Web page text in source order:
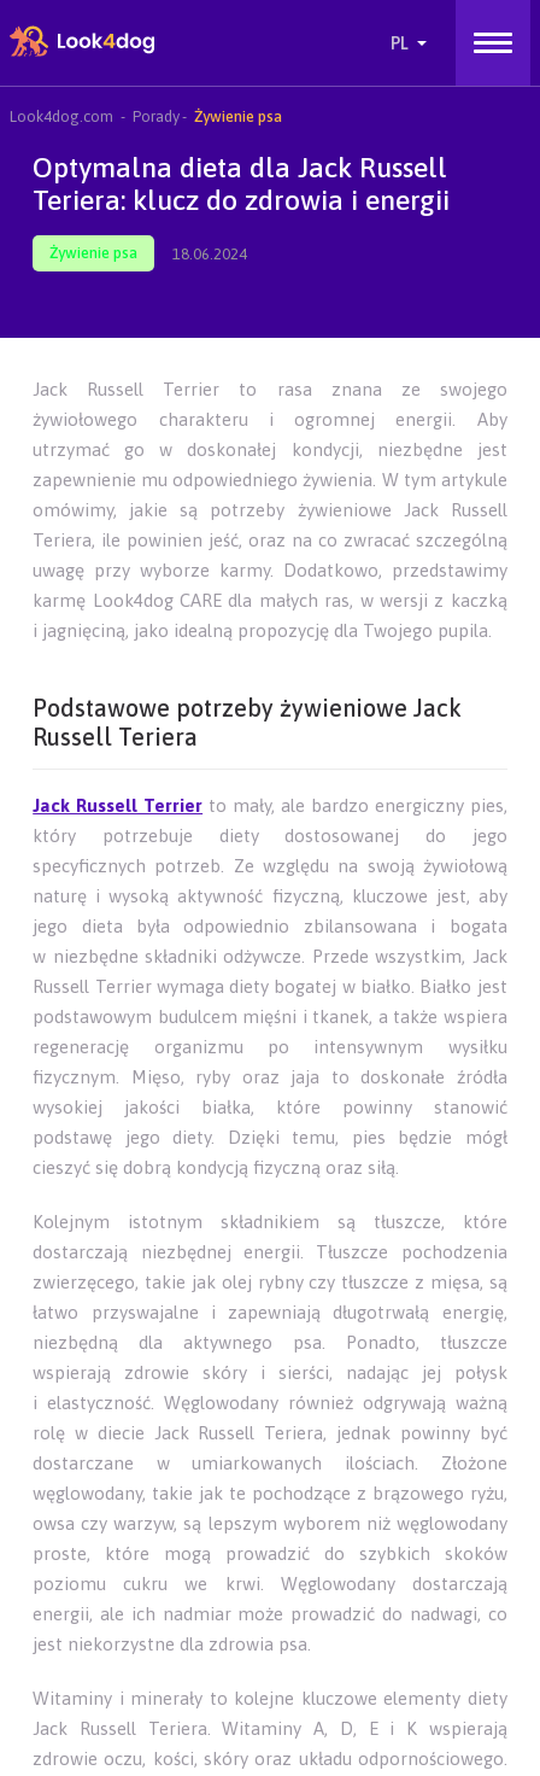
Look4dog.com Porady Żywienie psa
Optymalna dieta dla Jack Russell
Teriera: klucz do zdrowia i energii
Żywienie psa 18.06.2024
Jack Russell Terrier to rasa znana ze swojego
żywiołowego charakteru i ogromnej energii. Aby
utrzymać go w doskonałej kondycji, niezbędne jest
zapewnienie mu odpowiedniego żywienia. W tym artykule
omówimy, jakie są potrzeby żywieniowe Jack Russell
Teriera, ile powinien jeść, oraz na co zwracać szczególną
uwagę przy wyborze karmy. Dodatkowo, przedstawimy
karmę Look4dog CARE dla małych ras, w wersji z kaczką
i jagnięciną, jako idealną propozycję dla Twojego pupila.
Podstawowe potrzeby żywieniowe Jack
Russell Teriera
Jack Russell Terrier to mały, ale bardzo energiczny pies,
który potrzebuje diety dostosowanej do jego
specyficznych potrzeb. Ze względu na swoją żywiołową
naturę i wysoką aktywność fizyczną, kluczowe jest, aby
jego dieta była odpowiednio zbilansowana i bogata
w niezbędne składniki odżywcze. Przede wszystkim, Jack
Russell Terrier wymaga diety bogatej w białko. Białko jest
podstawowym budulcem mięśni i tkanek, a także wspiera
regenerację organizmu po intensywnym wysiłku
fizycznym. Mięso, ryby oraz jaja to doskonałe źródła
wysokiej jakości białka, które powinny stanowić
podstawę jego diety. Dzięki temu, pies będzie mógł
cieszyć się dobrą kondycją fizyczną oraz siłą.
Kolejnym istotnym składnikiem są tłuszcze, które
dostarczają niezbędnej energii. Tłuszcze pochodzenia
zwierzęcego, takie jak olej rybny czy tłuszcze z mięsa, są
łatwo przyswajalne i zapewniają długotrwałą energię,
niezbędną dla aktywnego psa. Ponadto, tłuszcze
wspierają zdrowie skóry i sierści, nadając jej połysk
i elastyczność. Węglowodany również odgrywają ważną
rolę w diecie Jack Russell Teriera, jednak powinny być
dostarczane w umiarkowanych ilościach. Złożone
węglowodany, takie jak te pochodzące z brązowego ryżu,
owsa czy warzyw, są lepszym wyborem niż węglowodany
proste, które mogą prowadzić do szybkich skoków
poziomu cukru we krwi. Węglowodany dostarczają
energii, ale ich nadmiar może prowadzić do nadwagi, co
jest niekorzystne dla zdrowia psa.
Witaminy i minerały to kolejne kluczowe elementy diety
Jack Russell Teriera. Witaminy A, D, E i K wspierają
zdrowie oczu, kości, skóry oraz układu odpornościowego.